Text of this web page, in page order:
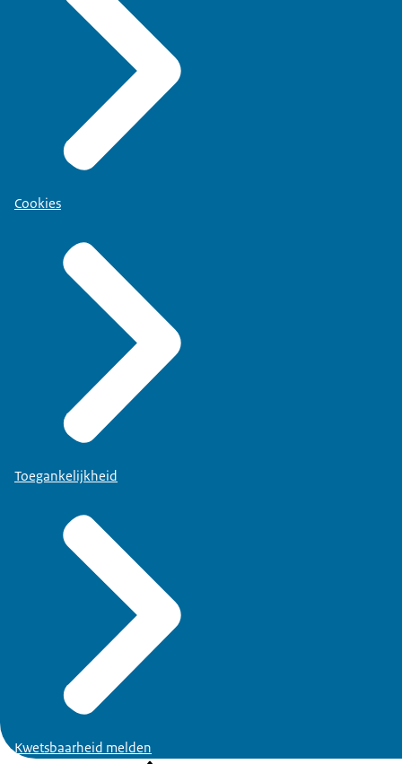
Cookies
Toegankelijkheid
Kwetsbaarheid melden